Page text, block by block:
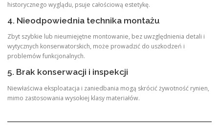
historycznego wyglądu, psuje całościową estetykę.
4. Nieodpowiednia technika montażu
Zbyt szybkie lub nieumiejętne montowanie, bez uwzględnienia detali i
wytycznych konserwatorskich, może prowadzić do uszkodzeń i
problemów funkcjonalnych.
5. Brak konserwacji i inspekcji
Niewłaściwa eksploatacja i zaniedbania mogą skrócić żywotność rynien,
mimo zastosowania wysokiej klasy materiałów.